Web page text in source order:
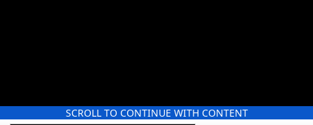
SCROLL TO CONTINUE WITH CONTENT